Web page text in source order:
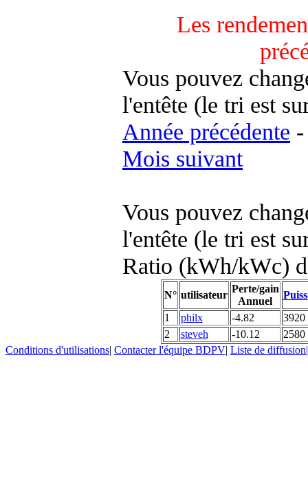
Les
Vous pouvez
l'entête (le tri est
Année précédente -
Mois suivant
Vous pouvez
l'entête (le tri est
Ratio (kWh/kWc)
N° utilisateur
Perte/gain
Annuel
1
philx -4.82
3920
2
steveh -10.12
2580
Conditions d'utilisations| Contacter l'équipe BDPV| Liste de diffusion